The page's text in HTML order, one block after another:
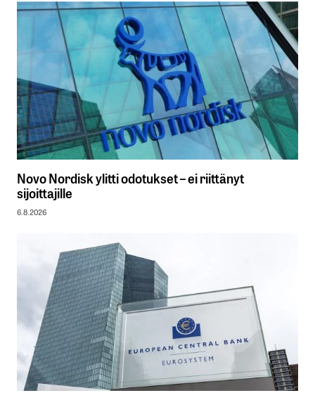
Novo Nordisk ylitti odotukset – ei riittänyt
sijoittajille
6.8.2026